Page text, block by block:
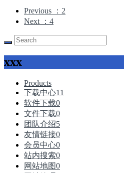
Previous
：2
Next
：4
xxx
Products
下载中心11
软件下载0
文件下载0
团队介绍5
友情链接0
会员中心0
站内搜索0
网站地图0